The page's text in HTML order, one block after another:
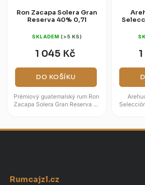
Ron Zacapa Solera Gran
Reserva 40% 0,7l
SKLADEM (>5 KS)
1 045 Kč
DO KOŠÍKU
Prémiový guatemalský rum Ron
Zacapa Solera Gran Reserva se
Rumcajzl.cz